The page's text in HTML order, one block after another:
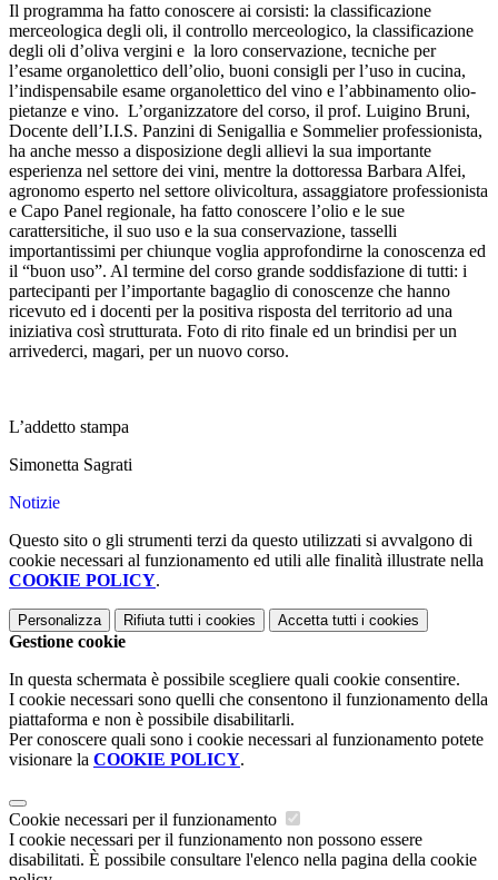
Il programma ha fatto conoscere ai corsisti: la classificazione
merceologica degli oli, il controllo merceologico, la classificazione
degli oli d’oliva vergini e la loro conservazione, tecniche per
l’esame organolettico dell’olio, buoni consigli per l’uso in cucina,
l’indispensabile esame organolettico del vino e l’abbinamento olio-
pietanze e vino. L’organizzatore del corso, il prof. Luigino Bruni,
Docente dell’I.I.S. Panzini di Senigallia e Sommelier professionista,
ha anche messo a disposizione degli allievi la sua importante
esperienza nel settore dei vini, mentre la dottoressa Barbara Alfei,
agronomo esperto nel settore olivicoltura, assaggiatore professionista
e Capo Panel regionale, ha fatto conoscere l’olio e le sue
carattersitiche, il suo uso e la sua conservazione, tasselli
importantissimi per chiunque voglia approfondirne la conoscenza ed
il “buon uso”. Al termine del corso grande soddisfazione di tutti: i
partecipanti per l’importante bagaglio di conoscenze che hanno
ricevuto ed i docenti per la positiva risposta del territorio ad una
iniziativa così strutturata. Foto di rito finale ed un brindisi per un
arrivederci, magari, per un nuovo corso.
L’addetto stampa
Simonetta Sagrati
Notizie
Questo sito o gli strumenti terzi da questo utilizzati si avvalgono di
cookie necessari al funzionamento ed utili alle finalità illustrate nella
COOKIE POLICY.
Personalizza Rifiuta tutti i cookies Accetta tutti i cookies
Gestione cookie
In questa schermata è possibile scegliere quali cookie consentire.
I cookie necessari sono quelli che consentono il funzionamento della
piattaforma e non è possibile disabilitarli.
Per conoscere quali sono i cookie necessari al funzionamento potete
visionare la COOKIE POLICY.
Cookie necessari per il funzionamento
I cookie necessari per il funzionamento non possono essere
disabilitati. È possibile consultare l'elenco nella pagina della cookie